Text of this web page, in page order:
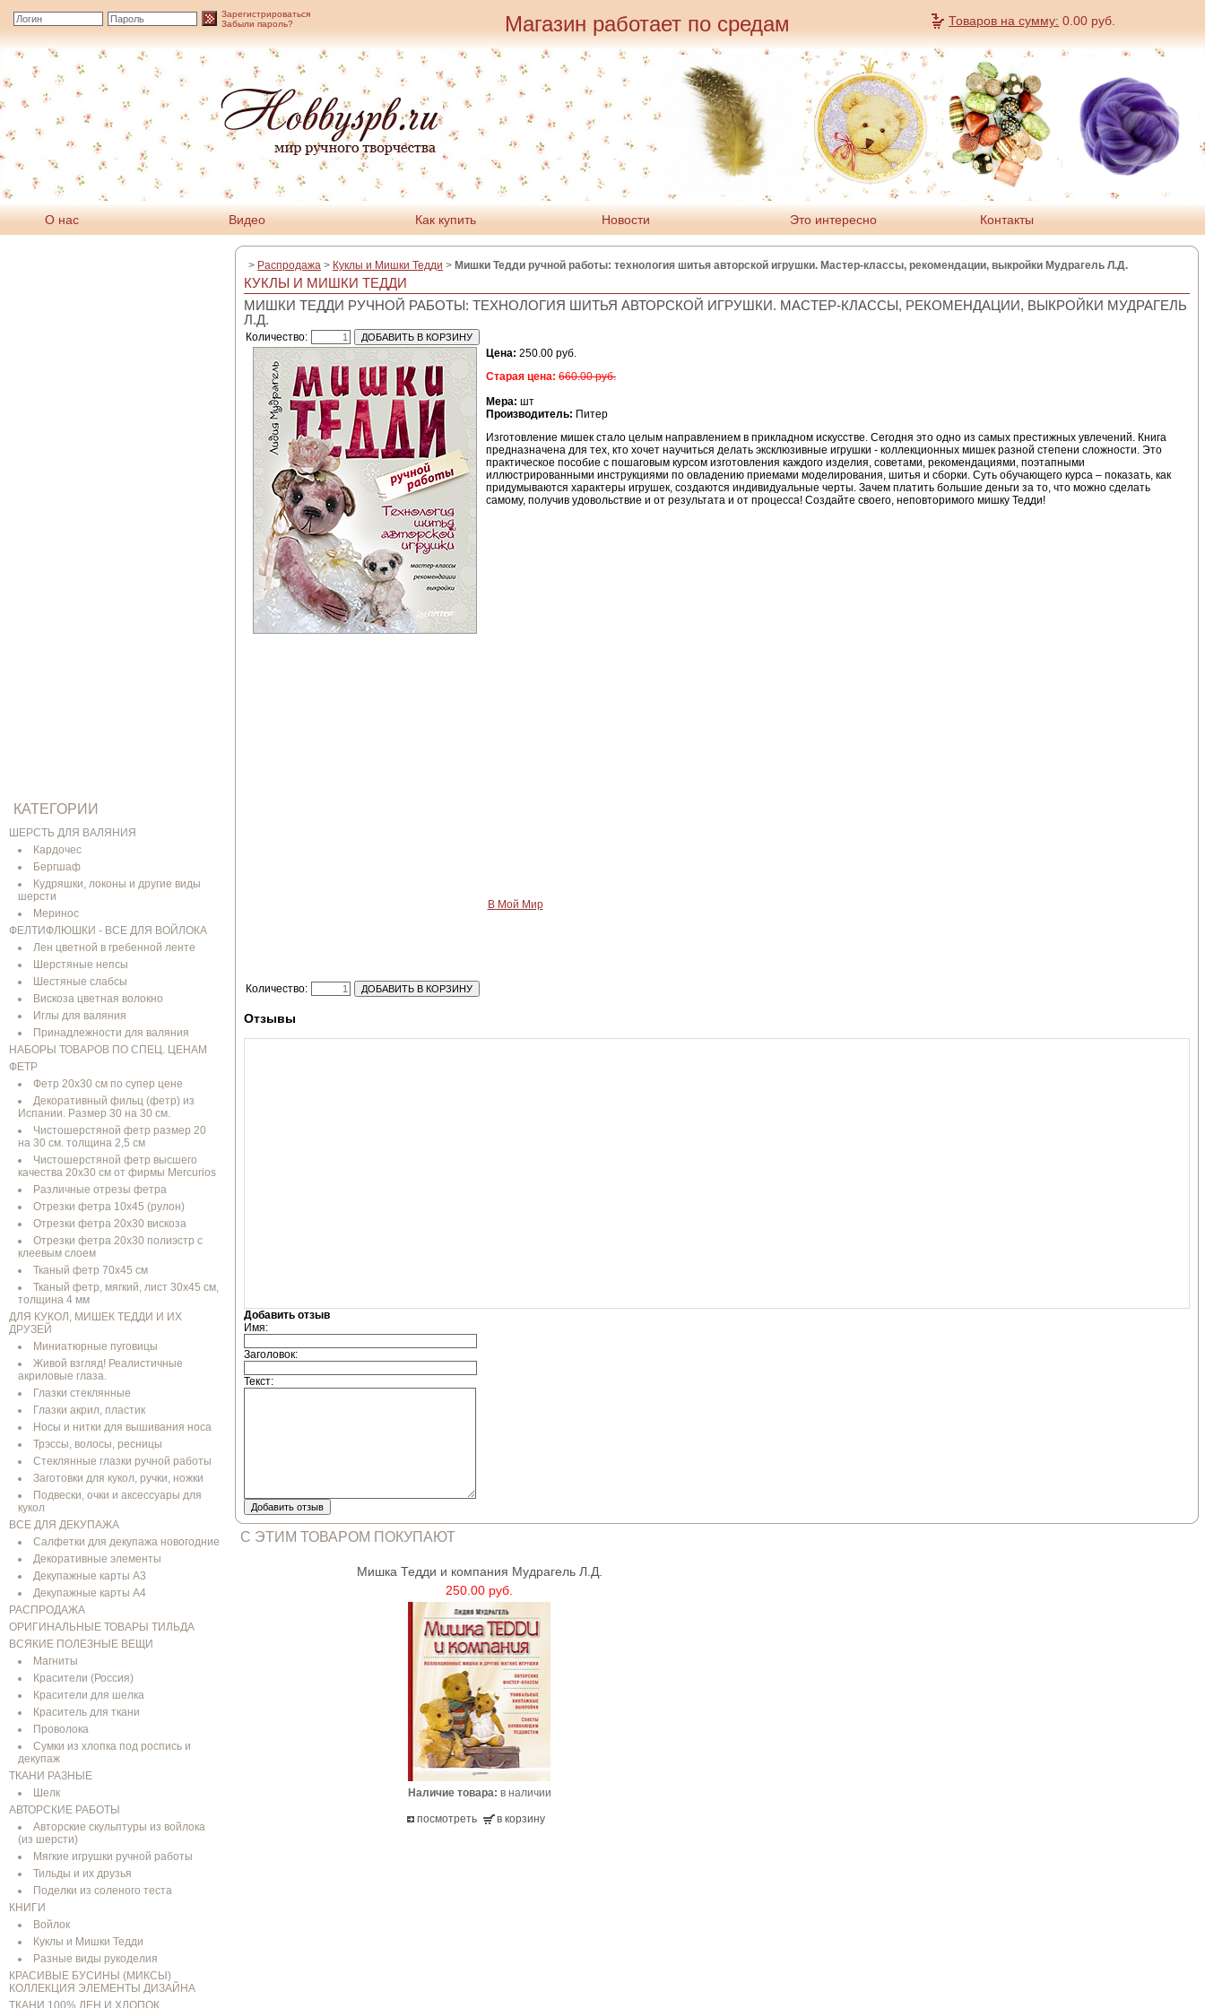
Зарегистрироваться
Забыли пароль?
Товаров на сумму: 0.00 руб.
Магазин работает по средам
О нас Видео Как купить Новости Это интересно Контакты
КАТЕГОРИИ
ШЕРСТЬ ДЛЯ ВАЛЯНИЯ
Кардочес
Бергшаф
Кудряшки, локоны и другие виды
шерсти
Меринос
ФЕЛТИФЛЮШКИ - ВСЕ ДЛЯ ВОЙЛОКА
Лен цветной в гребенной ленте
Шерстяные непсы
Шестяные слабсы
Вискоза цветная волокно
Иглы для валяния
Принадлежности для валяния
НАБОРЫ ТОВАРОВ ПО СПЕЦ. ЦЕНАМ
ФЕТР
Фетр 20х30 см по супер цене
Декоративный фильц (фетр) из
Испании. Размер 30 на 30 см.
Чистошерстяной фетр размер 20
на 30 см. толщина 2,5 см
Чистошерстяной фетр высшего
качества 20х30 см от фирмы Mercurios
Различные отрезы фетра
Отрезки фетра 10х45 (рулон)
Отрезки фетра 20х30 вискоза
Отрезки фетра 20х30 полиэстр с
клеевым слоем
Тканый фетр 70х45 см
Тканый фетр, мягкий, лист 30х45 см,
толщина 4 мм
ДЛЯ КУКОЛ, МИШЕК ТЕДДИ И ИХ
ДРУЗЕЙ
Миниатюрные пуговицы
Живой взгляд! Реалистичные
акриловые глаза.
Глазки стеклянные
Глазки акрил, пластик
Носы и нитки для вышивания носа
Трэссы, волосы, ресницы
Стеклянные глазки ручной работы
Заготовки для кукол, ручки, ножки
Подвески, очки и аксессуары для
кукол
ВСЕ ДЛЯ ДЕКУПАЖА
Салфетки для декупажа новогодние
Декоративные элементы
Декупажные карты А3
Декупажные карты А4
РАСПРОДАЖА
ОРИГИНАЛЬНЫЕ ТОВАРЫ ТИЛЬДА
ВСЯКИЕ ПОЛЕЗНЫЕ ВЕЩИ
Магниты
Красители (Россия)
Красители для шелка
Краситель для ткани
Проволока
Сумки из хлопка под роспись и
декупаж
ТКАНИ РАЗНЫЕ
Шелк
АВТОРСКИЕ РАБОТЫ
Авторские скульптуры из войлока
(из шерсти)
Мягкие игрушки ручной работы
Тильды и их друзья
Поделки из соленого теста
КНИГИ
Войлок
Куклы и Мишки Тедди
Разные виды рукоделия
КРАСИВЫЕ БУСИНЫ (МИКСЫ)
КОЛЛЕКЦИЯ ЭЛЕМЕНТЫ ДИЗАЙНА
ТКАНИ 100% ЛЕН И ХЛОПОК
> Распродажа > Куклы и Мишки Тедди > Мишки Тедди ручной работы: технология шитья авторской игрушки. Мастер-классы, рекомендации, выкройки Мудрагель Л.Д.
КУКЛЫ И МИШКИ ТЕДДИ
МИШКИ ТЕДДИ РУЧНОЙ РАБОТЫ: ТЕХНОЛОГИЯ ШИТЬЯ АВТОРСКОЙ ИГРУШКИ. МАСТЕР-КЛАССЫ, РЕКОМЕНДАЦИИ, ВЫКРОЙКИ МУДРАГЕЛЬ
Л.Д.
Количество:
Цена: 250.00 руб.
Старая цена: 660.00 руб.
Мера: шт
Производитель: Питер
Изготовление мишек стало целым направлением в прикладном искусстве. Сегодня это одно из самых престижных увлечений. Книга
предназначена для тех, кто хочет научиться делать эксклюзивные игрушки - коллекционных мишек разной степени сложности. Это
практическое пособие с пошаговым курсом изготовления каждого изделия, советами, рекомендациями, поэтапными
иллюстрированными инструкциями по овладению приемами моделирования, шитья и сборки. Суть обучающего курса – показать, как
придумываются характеры игрушек, создаются индивидуальные черты. Зачем платить большие деньги за то, что можно сделать
самому, получив удовольствие и от результата и от процесса! Создайте своего, неповторимого мишку Тедди!
В Мой Мир
Количество:
Отзывы
Добавить отзыв
Имя:
Заголовок:
Текст:
Добавить отзыв
С ЭТИМ ТОВАРОМ ПОКУПАЮТ
Мишка Тедди и компания Мудрагель Л.Д.
250.00 руб.
Наличие товара: в наличии
посмотреть в корзину